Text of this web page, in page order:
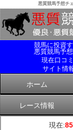
悪質競馬予想チ
競馬に投資
悪質競馬予
現在口コ
サイト情
ホーム
レース情報
現在: